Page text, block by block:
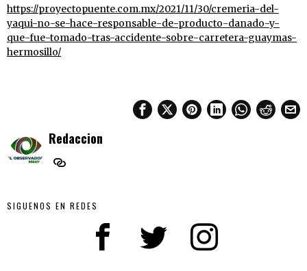
https://proyectopuente.com.mx/2021/11/30/cremeria-del-
yaqui-no-se-hace-responsable-de-producto-danado-y-
que-fue-tomado-tras-accidente-sobre-carretera-guaymas-
hermosillo/
Redaccion
SIGUENOS EN REDES